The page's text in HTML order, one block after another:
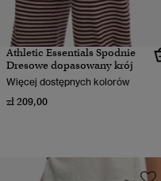
Athletic Essentials Spodnie
Dresowe dopasowany krój
Więcej dostępnych kolorów
zł 209,00